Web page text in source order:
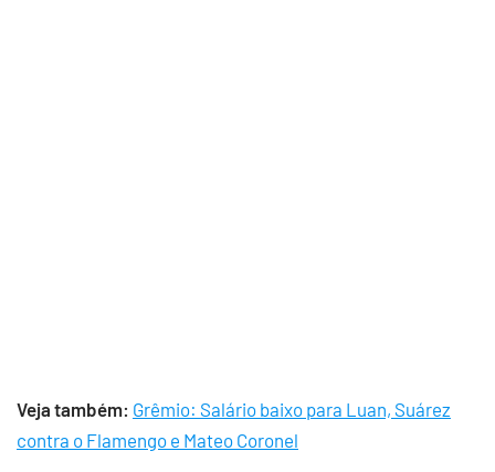
Veja também: Grêmio: Salário baixo para Luan, Suárez
contra o Flamengo e Mateo Coronel